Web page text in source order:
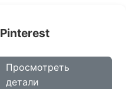
Pinterest
Просмотреть
детали